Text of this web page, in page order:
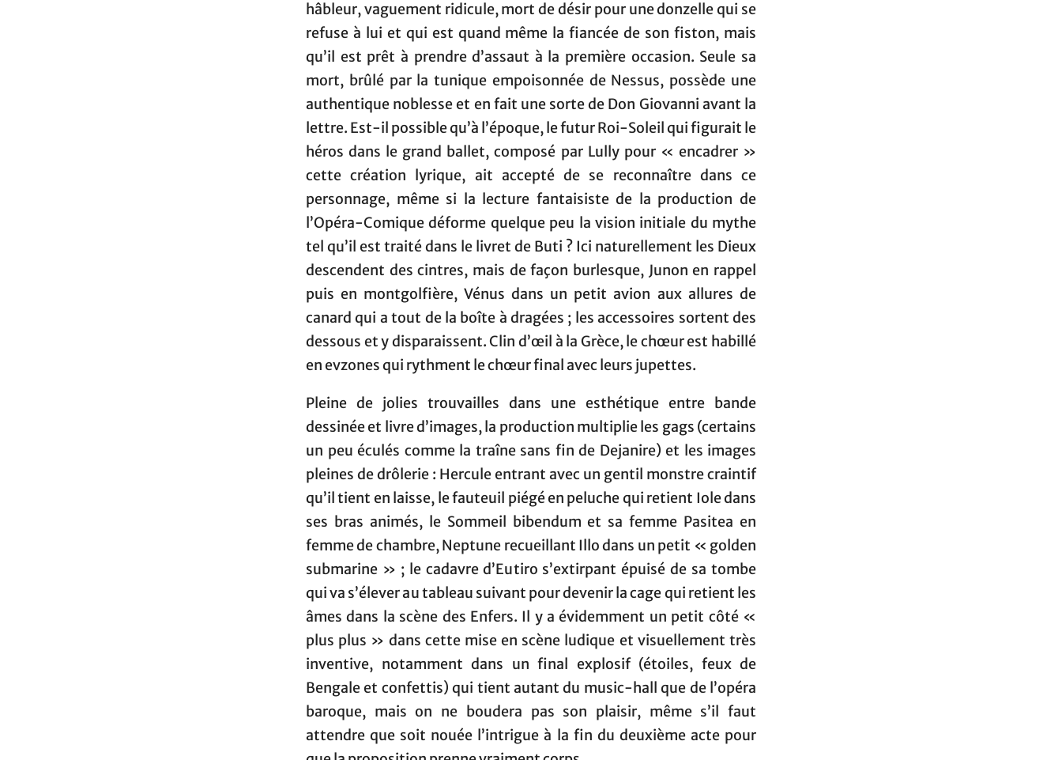
hâbleur, vaguement ridicule, mort de désir pour une donzelle qui se
refuse à lui et qui est quand même la fiancée de son fiston, mais
qu’il est prêt à prendre d’assaut à la première occasion. Seule sa
mort, brûlé par la tunique empoisonnée de Nessus, possède une
authentique noblesse et en fait une sorte de Don Giovanni avant la
lettre. Est-il possible qu’à l’époque, le futur Roi-Soleil qui figurait le
héros dans le grand ballet, composé par Lully pour « encadrer »
cette création lyrique, ait accepté de se reconnaître dans ce
personnage, même si la lecture fantaisiste de la production de
l’Opéra-Comique déforme quelque peu la vision initiale du mythe
tel qu’il est traité dans le livret de Buti ? Ici naturellement les Dieux
descendent des cintres, mais de façon burlesque, Junon en rappel
puis en montgolfière, Vénus dans un petit avion aux allures de
canard qui a tout de la boîte à dragées ; les accessoires sortent des
dessous et y disparaissent. Clin d’œil à la Grèce, le chœur est habillé
en evzones qui rythment le chœur final avec leurs jupettes.
Pleine de jolies trouvailles dans une esthétique entre bande
dessinée et livre d’images, la production multiplie les gags (certains
un peu éculés comme la traîne sans fin de Dejanire) et les images
pleines de drôlerie : Hercule entrant avec un gentil monstre craintif
qu’il tient en laisse, le fauteuil piégé en peluche qui retient Iole dans
ses bras animés, le Sommeil bibendum et sa femme Pasitea en
femme de chambre, Neptune recueillant Illo dans un petit « golden
submarine » ; le cadavre d’Eutiro s’extirpant épuisé de sa tombe
qui va s’élever au tableau suivant pour devenir la cage qui retient les
âmes dans la scène des Enfers. Il y a évidemment un petit côté «
plus plus » dans cette mise en scène ludique et visuellement très
inventive, notamment dans un final explosif (étoiles, feux de
Bengale et confettis) qui tient autant du music-hall que de l’opéra
baroque, mais on ne boudera pas son plaisir, même s’il faut
attendre que soit nouée l’intrigue à la fin du deuxième acte pour